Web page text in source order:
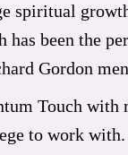
spiritual
has been the
Gordon
Touch
to work